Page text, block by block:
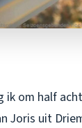
ik om half
Joris uit